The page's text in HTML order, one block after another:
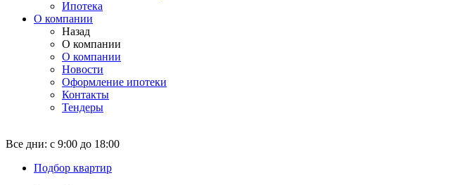
Ипотека
О компании
Назад
О компании
О компании
Новости
Оформление ипотеки
Контакты
Тендеры
Все дни: с 9:00 до 18:00
Подбор квартир